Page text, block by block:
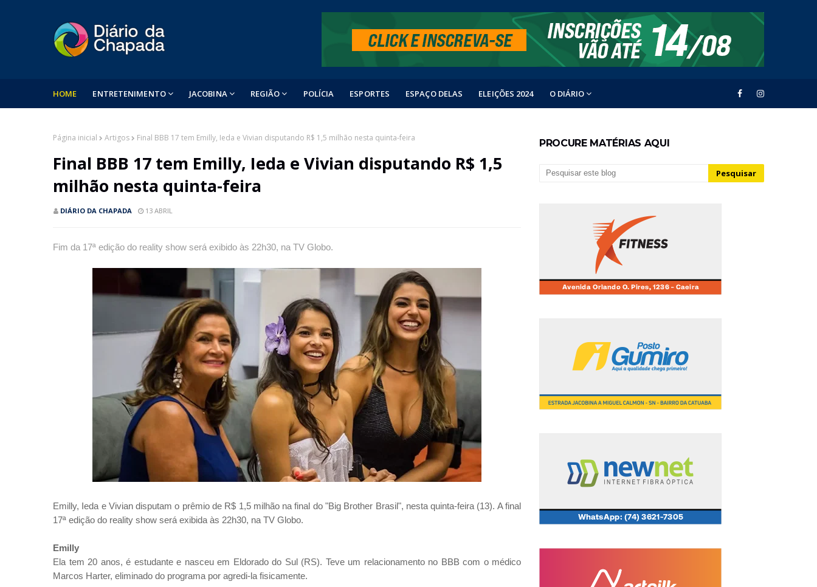
HOME ENTRETENIMENTO JACOBINA REGIÃO POLÍCIA ESPORTES ESPAÇO DELAS ELEIÇÕES 2024 O DIÁRIO
Página inicial Artigos Final BBB 17 tem Emilly, Ieda e Vivian disputando R$ 1,5 milhão nesta quinta-feira
Final BBB 17 tem Emilly, Ieda e Vivian disputando R$ 1,5
milhão nesta quinta-feira
DIÁRIO DA CHAPADA 13 ABRIL
Fim da 17ª edição do reality show será exibido às 22h30, na TV Globo.
Emilly, Ieda e Vivian disputam o prêmio de R$ 1,5 milhão na final do "Big Brother Brasil", nesta quinta-feira (13). A final
17ª edição do reality show será exibida às 22h30, na TV Globo.
Emilly
Ela tem 20 anos, é estudante e nasceu em Eldorado do Sul (RS). Teve um relacionamento no BBB com o médico
Marcos Harter, eliminado do programa por agredi-la fisicamente.
PROCURE MATÉRIAS AQUI